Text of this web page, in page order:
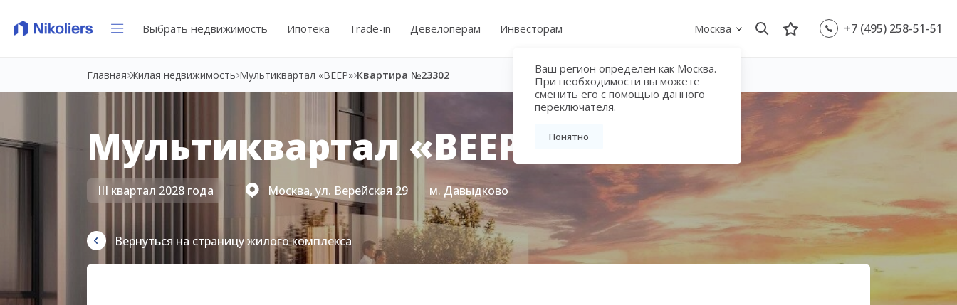
Выбрать недвижимость Ипотека Trade-in Девелоперам Инвесторам Москва
Ваш регион определен как Москва.
При необходимости вы можете
сменить его с помощью данного
переключателя.
Понятно
+7 (495) 258-51-51
Главная Жилая недвижимость Мультиквартал «ВЕЕР» Квартира №23302
Мультиквартал «ВЕЕР»
III квартал 2028 года Москва, ул. Верейская 29 м. Давыдково
Вернуться на страницу жилого комплекса